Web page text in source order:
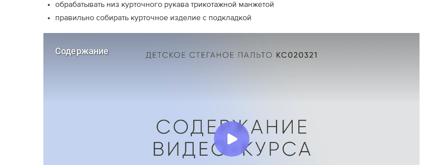
обрабатывать низ курточного рукава трикотажной манжетой
правильно собирать курточное изделие с подкладкой